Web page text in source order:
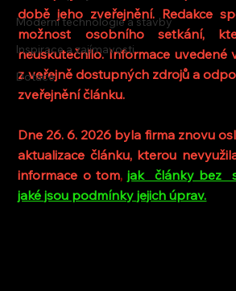
Moderní technologie a stavby
Inspirace a zajímavosti
Dotace
době jeho zveřejnění. Redakce
možnost osobního setkání,
neuskutečnilo. Informace uvedené
z veřejně dostupných zdrojů a
zveřejnění článku.
Dne 26. 6. 2026 byla firma znovu
aktualizace článku, kterou
informace o tom, jak  články bez
jaké jsou podmínky jejich úprav.